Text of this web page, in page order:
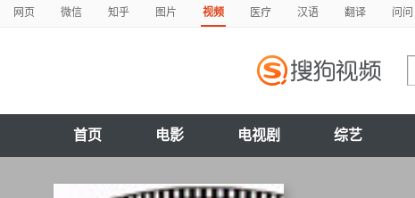
网页 微信 知乎 图片 视频 医疗 汉语 翻译 问问
首页 电影 电视剧 综艺